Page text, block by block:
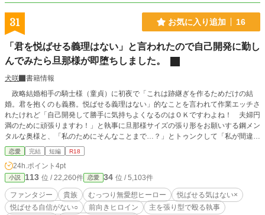
31 お気に入り追加 16
「君を悦ばせる義理はない」と言われたので自己開発に勤し
んでみたら旦那様が即堕ちしました。
犬咲
書籍情報
政略結婚相手の騎士様（童貞）に初夜で「これは跡継ぎを作るためだけの結
婚。君を抱くのも義務。悦ばせる義理はない」的なことを言われて作業エッチさ
れたけれど「自己開発して勝手に気持ちよくなるのはＯＫですわよね！ 夫婦円
満のために頑張りますわ！」と執事に旦那様サイズの張り形をお願いする鋼メン
タルな奥様と、「私のためにそんなことまで…？」とトゥンクして「私が間違っ
ていた。やはり夫婦は悦びをわかちあうものだな」となるチョロい旦那様の話。
（Ｒ１８） ふんわり設定。本編完結しました。
恋愛 完結 短編 R18
24h.ポイント 4pt
小説 113 位 / 22,260件 恋愛 34 位 / 5,103件
ファンタジー 貴族 むっつり無愛想ヒーロー
悦ばせる気はない×
悦ばせる自信がない○
前向きヒロイン
主を張り型で殴る執事